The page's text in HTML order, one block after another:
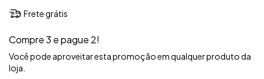
Frete grátis
Compre 3 e pague 2!
Você pode aproveitar esta promoção em qualquer produto da
loja.